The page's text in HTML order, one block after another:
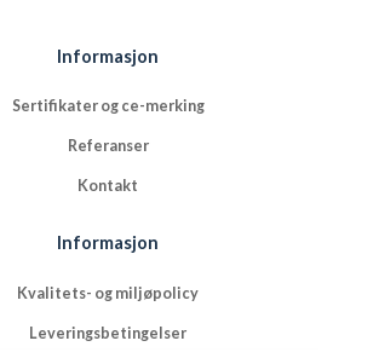
Informasjon
Sertifikater og ce-merking
Referanser
Kontakt
Informasjon
Kvalitets- og miljøpolicy
Leveringsbetingelser